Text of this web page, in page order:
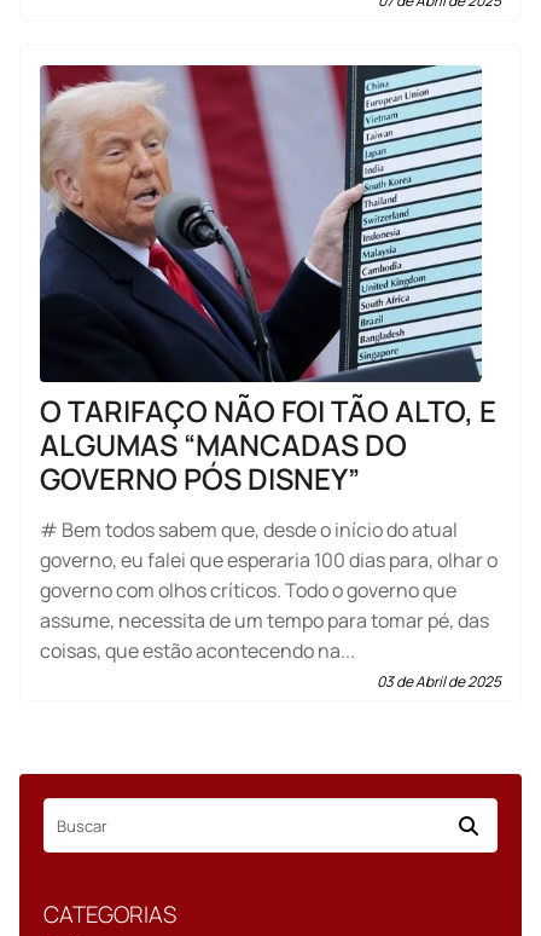
O TARIFAÇO NÃO FOI TÃO ALTO, E
ALGUMAS “MANCADAS DO
GOVERNO PÓS DISNEY”
# Bem todos sabem que, desde o início do atual
governo, eu falei que esperaria 100 dias para, olhar o
governo com olhos críticos. Todo o governo que
assume, necessita de um tempo para tomar pé, das
coisas, que estão acontecendo na...
03 de Abril de 2025
CATEGORIAS